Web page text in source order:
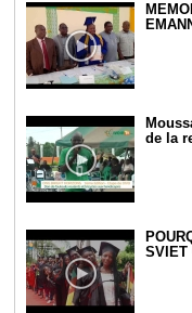
de la
SVIET